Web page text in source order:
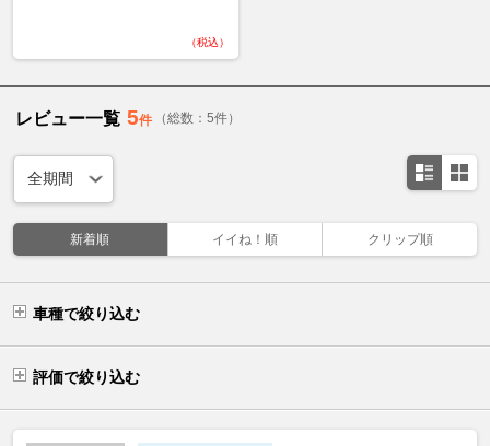
（税込）
レビュー一覧 5件 （総数：5件）
新着順 イイね！順 クリップ順
車種で絞り込む
評価で絞り込む